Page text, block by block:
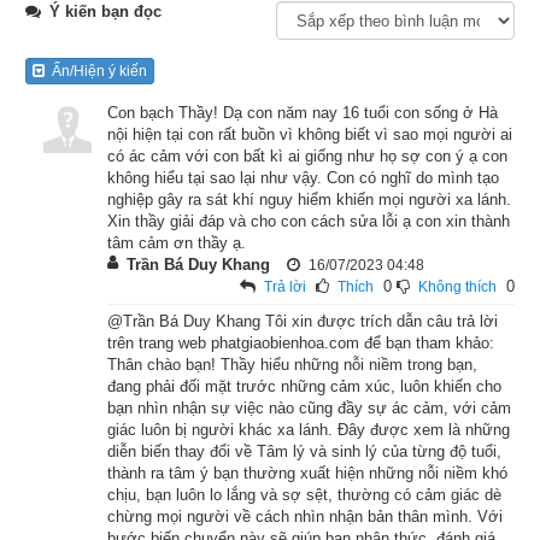
Ngày xưa có hai anh em nhà nọ, từ nhỏ sống chung với nhau,
đã tạ thế từ lâu, nhưng họ vẫn sống chung với nhau một cách
hòa thuận, thân ái. Ngay cả gia tài cha mẹ để lại, cũng không
ai nghĩ tới chuyện giành phần của người kia để làm của riêng
Một hôm trong lúc chuyện vãn, hai người tình cờ nhắc tới gia
cảnh của mình, họ thấy phải chấn hưng và tìm cách phát triển
sự nghiệp của tổ tiên để lại. Họ suy nghĩ, nhận thấy từ khi
thừa kế gia nghiệp cho đến nay, họ không làm gì hơn là duy trì
gia tài cho khỏi suy suyển mà thôi. Nhưng làm cho nếp nhà vẻ
vang là trách nhiệm của nam nhi, nếu thành công trên phương
diện kinh doanh làm giàu thì cha mẹ sẽ được yên tâm nơi
Do đó hai người bàn tính với nhau ra xứ ngoài làm ăn. Họ thu
xếp chuyện nhà đâu đó xong xuôi, mỗi người đem theo 10
Ý kiến bạn đọc
Ẩn/Hiện ý kiến
Con bạch Thầy! Dạ con năm nay 16 tuổi con sống ở Hà
nội hiện tại con rất buồn vì không biết vì sao mọi người ai
có ác cảm với con bất kì ai giống như họ sợ con ý ạ con
không hiểu tại sao lại như vậy. Con có nghĩ do mình tạo
nghiệp gây ra sát khí nguy hiểm khiến mọi người xa lánh.
Xin thầy giải đáp và cho con cách sửa lỗi ạ con xin thành
tâm cảm ơn thầy ạ.
Trần Bá Duy Khang
Trả lời Thích 0 Không thích 0
16/07/2023 04:48
@Trần Bá Duy Khang Tôi xin được trích dẫn câu trả lời
trên trang web phatgiaobienhoa.com để bạn tham khảo:
Thân chào bạn! Thầy hiểu những nỗi niềm trong bạn,
đang phải đối mặt trước những cảm xúc, luôn khiến cho
bạn nhìn nhận sự việc nào cũng đầy sự ác cảm, với cảm
giác luôn bị người khác xa lánh. Đây được xem là những
diễn biến thay đổi về Tâm lý và sinh lý của từng độ tuổi,
thành ra tâm ý bạn thường xuất hiện những nỗi niềm khó
chịu, bạn luôn lo lắng và sợ sệt, thường có cảm giác dè
chừng mọi người về cách nhìn nhận bản thân mình. Với